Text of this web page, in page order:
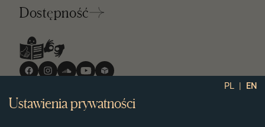
PL | EN
Ustawienia prywatności
Dostępność
Media
społecznościowe